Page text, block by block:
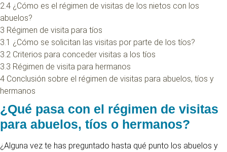
2.4 ¿Cómo es el régimen de visitas de los nietos con los
abuelos?
3 Régimen de visita para tíos
3.1 ¿Cómo se solicitan las visitas por parte de los tíos?
3.2 Criterios para conceder visitas a los tíos
3.3 Régimen de visita para hermanos
4 Conclusión sobre el régimen de visitas para abuelos, tíos y
hermanos
¿Qué pasa con el régimen de visitas
para abuelos, tíos o hermanos?
¿Alguna vez te has preguntado hasta qué punto los abuelos y